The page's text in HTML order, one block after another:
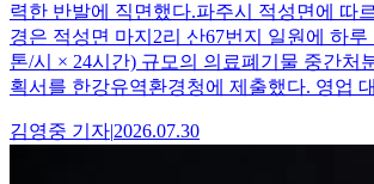
력한 반발에 직면했다.파주시 적성면에 따
경은 적성면 마지2리 산67번지 일원에 하루
톤/시 × 24시간) 규모의 의료폐기물 중간처
획서를 한강유역환경청에 제출했다. 영업
김영중 기자|2026.07.30